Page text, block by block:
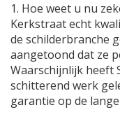
1. Hoe weet u nu
Kerkstraat echt
de schilderbranche
aangetoond dat ze
Waarschijnlijk heeft
schitterend werk
garantie op de